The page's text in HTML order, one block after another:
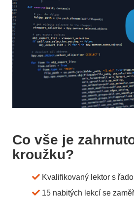
Co vše je
kroužku?
Kvalifikovaný lektor s
15 nabitých lekcí se